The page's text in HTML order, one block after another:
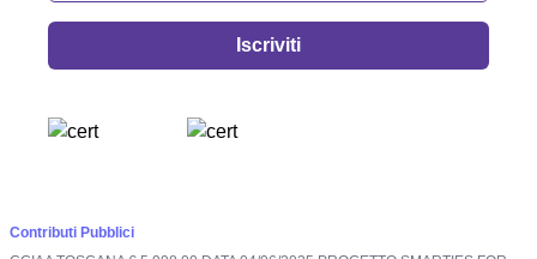
Iscriviti
Contributi Pubblici